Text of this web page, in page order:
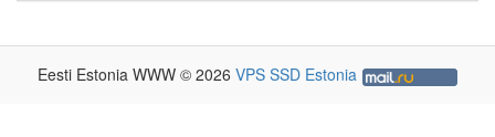
Eesti Estonia WWW © 2026 VPS SSD Estonia